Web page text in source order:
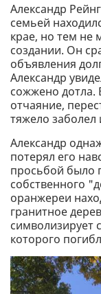
Александр
семьей
крае, но тем не
создании. Он
объявления
Александр
сожжено дотла.
отчаяние,
тяжело заболел
Александр
потерял его
просьбой было
собственного
оранжереи
гранитное
символизирует
которого